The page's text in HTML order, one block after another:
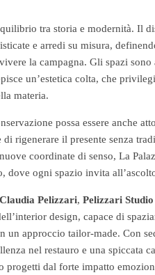
tra storia e modernità. Il
e arredi su misura,
la campagna. Gli spazi sono
un’estetica colta, che
materia.
possa essere anche
di rigenerare il presente senza
coordinate di senso, La
dove ogni spazio invita
Claudia Pelizzari, Pelizzari Studio
design, capace di
un approccio tailor-made. Con
nel restauro e una spiccata
progetti dal forte impatto